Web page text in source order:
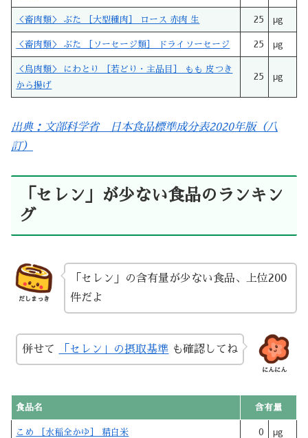
＜畜肉類＞ ぶた ［大型種肉］ ロース 赤肉 生 25 μg
＜畜肉類＞ ぶた ［ソーセージ類］ ドライソーセージ 25 μg
＜鳥肉類＞ にわとり ［若どり・主品目］ もも 皮つき
から揚げ
25 μg
出典：文部科学省 日本食品標準成分表2020年版（八
訂）
「セレン」が少ない食品のランキン
グ
だしまっき
「セレン」の含有量が少ない食品、上位200
件だよ
にんにん
併せて 「セレン」の摂取基準 も確認してね
食品名 含有量
こめ ［水稲全かゆ］ 精白米 0 μg